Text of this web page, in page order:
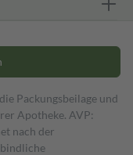
Packungsbeilage und
Apotheke. AVP:
nach der